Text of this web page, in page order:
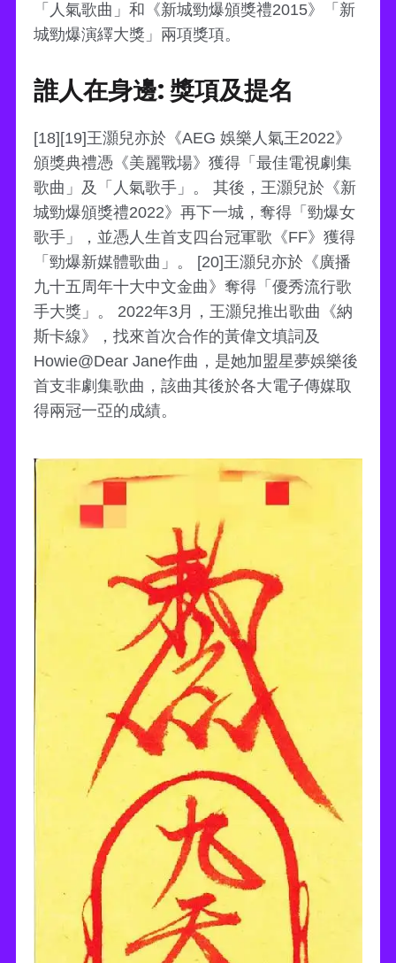
「人氣歌曲」和《新城勁爆頒獎禮2015》「新
城勁爆演繹大獎」兩項獎項。
誰人在身邊: 獎項及提名
[18][19]王灝兒亦於《AEG 娛樂人氣王2022》
頒獎典禮憑《美麗戰場》獲得「最佳電視劇集
歌曲」及「人氣歌手」。 其後，王灝兒於《新
城勁爆頒獎禮2022》再下一城，奪得「勁爆女
歌手」，並憑人生首支四台冠軍歌《FF》獲得
「勁爆新媒體歌曲」。 [20]王灝兒亦於《廣播
九十五周年十大中文金曲》奪得「優秀流行歌
手大獎」。 2022年3月，王灝兒推出歌曲《納
斯卡線》，找來首次合作的黃偉文填詞及
Howie@Dear Jane作曲，是她加盟星夢娛樂後
首支非劇集歌曲，該曲其後於各大電子傳媒取
得兩冠一亞的成績。